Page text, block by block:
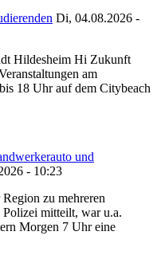
Di, 04.08.2026 -
Hildesheim Hi Zukunft
am
18 Uhr auf dem Citybeach
und
- 10:23
zu mehreren
mitteilt, war u.a.
Morgen 7 Uhr eine